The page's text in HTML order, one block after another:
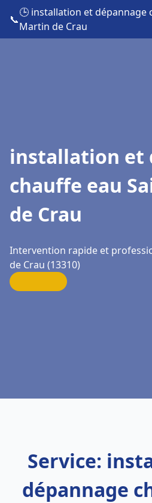
📞
🕒 installation et dépannage
Martin de Crau
installation et
chauffe eau
de Crau
Intervention rapide et
de Crau (13310)
Service:
dépannage